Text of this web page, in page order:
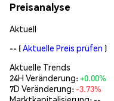
Preisanalyse
Aktuell
-- (Aktuelle Preis prüfen )
Aktuelle Trends
24H Veränderung:+0.00%
7D Veränderung: -3.73%